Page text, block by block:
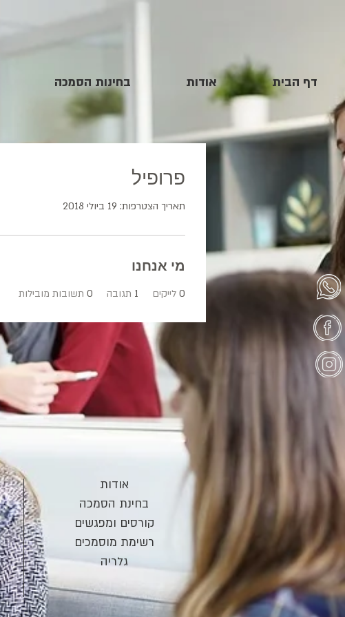
דף הבית אודות בחינות הסמכה
פרופיל
תאריך הצטרפות: 19 ביולי 2018
מי אנחנו
0 לייקים 1 תגובה 0 תשובות מובילות
אודות
בחינת הסמכה​
קורסים ומפגשים
רשימת מוסמכים
גלריה